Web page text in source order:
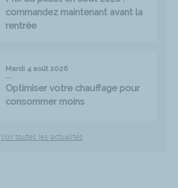
commandez maintenant avant la
rentrée
Mardi 4 août 2026
Optimiser votre chauffage pour
consommer moins
Voir toutes les actualités